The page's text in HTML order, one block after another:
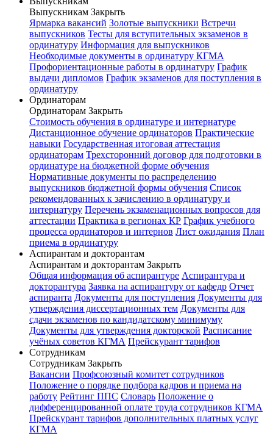
Выпускникам Закрыть
Ярмарка вакансий Золотые выпускники Встречи
выпускников Тесты для вступительных экзаменов в
ординатуру Информация для выпускников
Необходимые документы в ординатуру КГМА
Профориентационные работы в ординатуру График
выдачи дипломов График экзаменов для поступления в
ординатуру
Ординаторам
Ординаторам Закрыть
Стоимость обучения в ординатуре и интернатуре
Дистанционное обучение ординаторов Практические
навыки Государственная итоговая аттестация
ординаторам Трехсторонний договор для подготовки в
ординатуре на бюджетной форме обучения
Нормативные документы по распределению
выпускников бюджетной формы обучения Список
рекомендованных к зачислению в ординатуру и
интернатуру Перечень экзаменационных вопросов для
аттестации Практика в регионах КР График учебного
процесса ординаторов и интернов Лист ожидания План
приема в ординатуру
Аспирантам и докторантам
Аспирантам и докторантам Закрыть
Общая информация об аспирантуре Аспирантура и
докторантура Заявка на аспирантуру от кафедр Отчет
аспиранта Документы для поступления Документы для
утверждения диссертационных тем Документы для
сдачи экзаменов по кандидатскому минимуму
Документы для утверждения докторской Расписание
учёных советов КГМА Прейскурант тарифов
Сотрудникам
Сотрудникам Закрыть
Вакансии Профсоюзный комитет сотрудников
Положение о порядке подбора кадров и приема на
работу Рейтинг ППС Словарь Положение о
дифференцированной оплате труда сотрудников КГМА
Прейскурант тарифов дополнительных платных услуг
КГМА